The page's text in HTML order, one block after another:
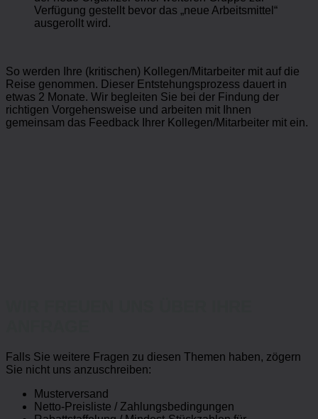
Verfügung gestellt bevor das „neue Arbeitsmittel“
ausgerollt wird.
So werden Ihre (kritischen) Kollegen/Mitarbeiter mit auf die
Reise genommen. Dieser Entstehungsprozess dauert in
etwas 2 Monate. Wir begleiten Sie bei der Findung der
richtigen Vorgehensweise und arbeiten mit Ihnen
gemeinsam das Feedback Ihrer Kollegen/Mitarbeiter mit ein.
Falls Sie weitere Fragen zu diesen Themen haben, zögern
Sie nicht uns anzuschreiben:
Musterversand
Netto-Preisliste / Zahlungsbedingungen